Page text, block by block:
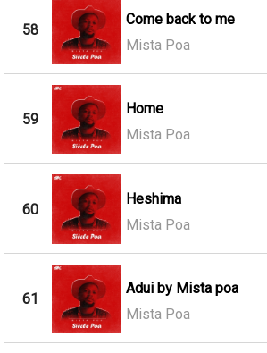
58
Come back to me
Mista Poa
59
Home
Mista Poa
60
Heshima
Mista Poa
61
Adui by Mista poa
Mista Poa